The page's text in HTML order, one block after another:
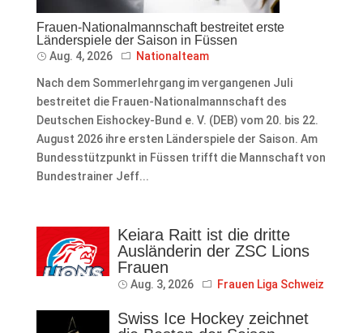
Frauen-Nationalmannschaft bestreitet erste
Länderspiele der Saison in Füssen
Aug. 4, 2026 Nationalteam
Nach dem Sommerlehrgang im vergangenen Juli
bestreitet die Frauen-Nationalmannschaft des
Deutschen Eishockey-Bund e. V. (DEB) vom 20. bis 22.
August 2026 ihre ersten Länderspiele der Saison. Am
Bundesstützpunkt in Füssen trifft die Mannschaft von
Bundestrainer Jeff...
Keiara Raitt ist die dritte
Ausländerin der ZSC Lions
Frauen
Aug. 3, 2026 Frauen Liga Schweiz
Swiss Ice Hockey zeichnet